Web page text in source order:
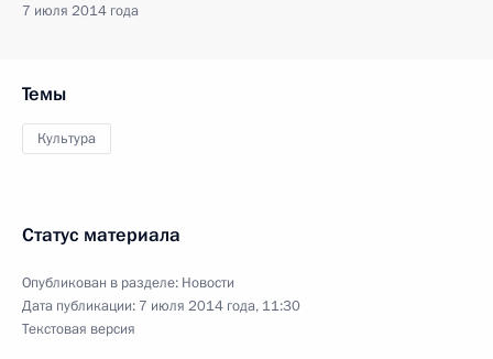
7 июля 2014 года
Темы
Культура
Статус материала
Опубликован в разделе: Новости
Дата публикации: 7 июля 2014 года, 11:30
Текстовая версия